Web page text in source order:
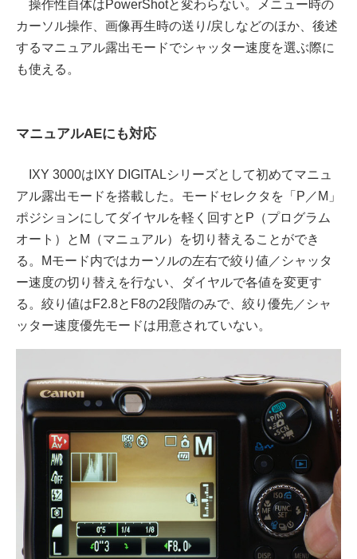
操作性自体はPowerShotと変わらない。メニュー時の
カーソル操作、画像再生時の送り/戻しなどのほか、後述
するマニュアル露出モードでシャッター速度を選ぶ際に
も使える。
マニュアルAEにも対応
IXY 3000はIXY DIGITALシリーズとして初めてマニュ
アル露出モードを搭載した。モードセレクタを「P／M」
ポジションにしてダイヤルを軽く回すとP（プログラム
オート）とM（マニュアル）を切り替えることができ
る。Mモード内ではカーソルの左右で絞り値／シャッタ
ー速度の切り替えを行ない、ダイヤルで各値を変更す
る。絞り値はF2.8とF8の2段階のみで、絞り優先／シャ
ッター速度優先モードは用意されていない。